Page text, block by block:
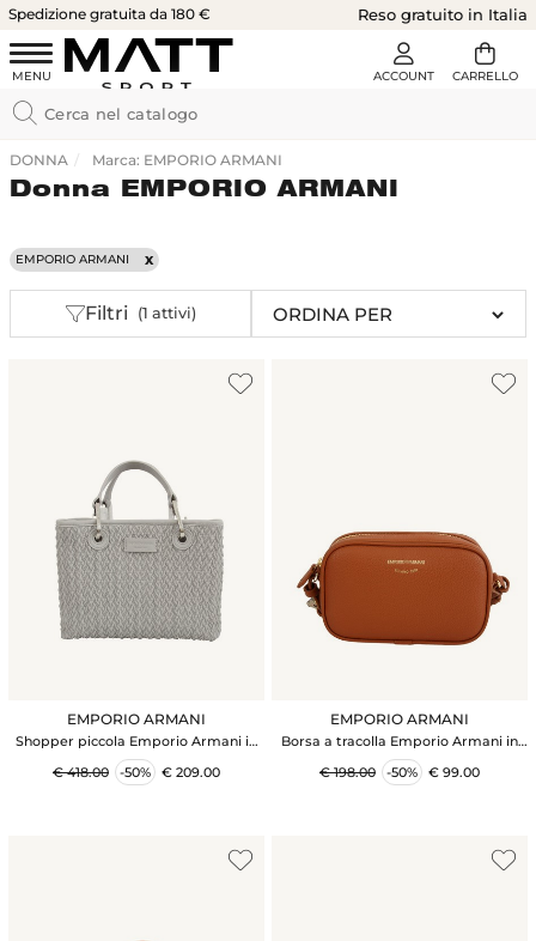
Spedizione gratuita da 180 € Reso gratuito in Italia
DONNA Marca: EMPORIO ARMANI
Donna EMPORIO ARMANI
EMPORIO ARMANI
Filtri (1 attivi)
EMPORIO ARMANI
Shopper piccola Emporio Armani in
ecopelle trapuntata grigia
€ 418.00
-50% € 209.00
EMPORIO ARMANI
Borsa a tracolla Emporio Armani in
ecopelle martellata cuoio
€ 198.00
-50% € 99.00